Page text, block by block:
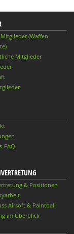
(Waffen-
Mitglieder
FAQ
& Positionen
Airsoft & Paintball
im Überblick